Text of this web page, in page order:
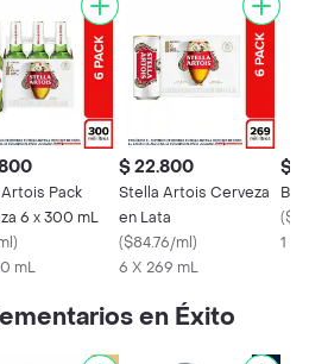
Pack
6 x 300 mL
)
mL
$ 22.800
Stella Artois Cerveza
en Lata
($84.76/ml)
6 X 269 mL
$
(
1 X
en Éxito